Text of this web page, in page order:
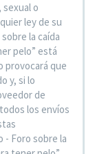
o
ley de su
la caída
pelo” está
provocará que
y, si lo
de
los envíos
- Foro sobre la